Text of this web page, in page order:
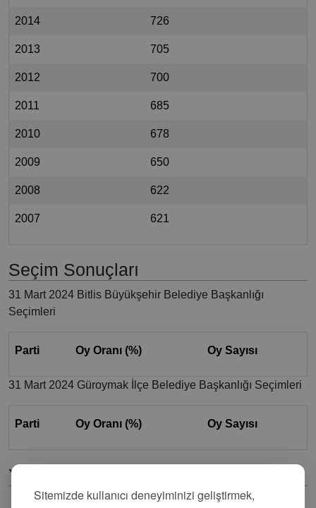
Sitemizde kullanıcı deneyiminizi geliştirmek,
2014 726
2013 705
2012 700
2011 685
2010 678
2009 650
2008 622
2007 621
Seçim Sonuçları
31 Mart 2024 Bitlis Büyükşehir Belediye Başkanlığı
Seçimleri
Parti Oy Oranı (%) Oy Sayısı
31 Mart 2024 Güroymak İlçe Belediye Başkanlığı Seçimleri
Parti Oy Oranı (%) Oy Sayısı
Yorumlar